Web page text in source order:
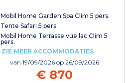
Mobil Home Garden Spa Clim 5 pers.
Tente Safari 5 pers.
Mobil Home Terrasse vue lac Clim 5
pers.
ZIE MEER ACCOMMODATIES
van19/09/2026op 26/09/2026
€ 870